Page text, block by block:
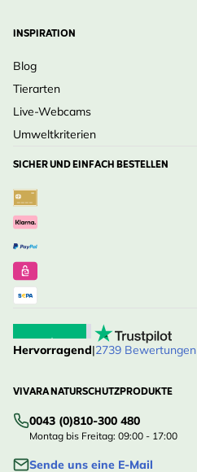
INSPIRATION
Blog
Tierarten
Live-Webcams
Umweltkriterien
SICHER UND EINFACH BESTELLEN
Hervorragend|2739 Bewertungen
VIVARA NATURSCHUTZPRODUKTE
0043 (0)810-300 480
Montag bis Freitag: 09:00 - 17:00
Sende uns eine E-Mail